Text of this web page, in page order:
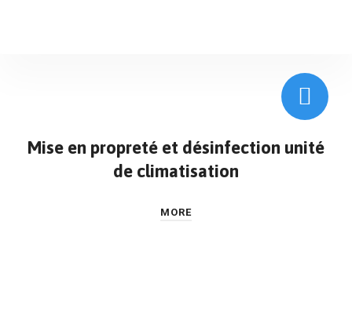
Mise en propreté et désinfection unité
de climatisation
MORE